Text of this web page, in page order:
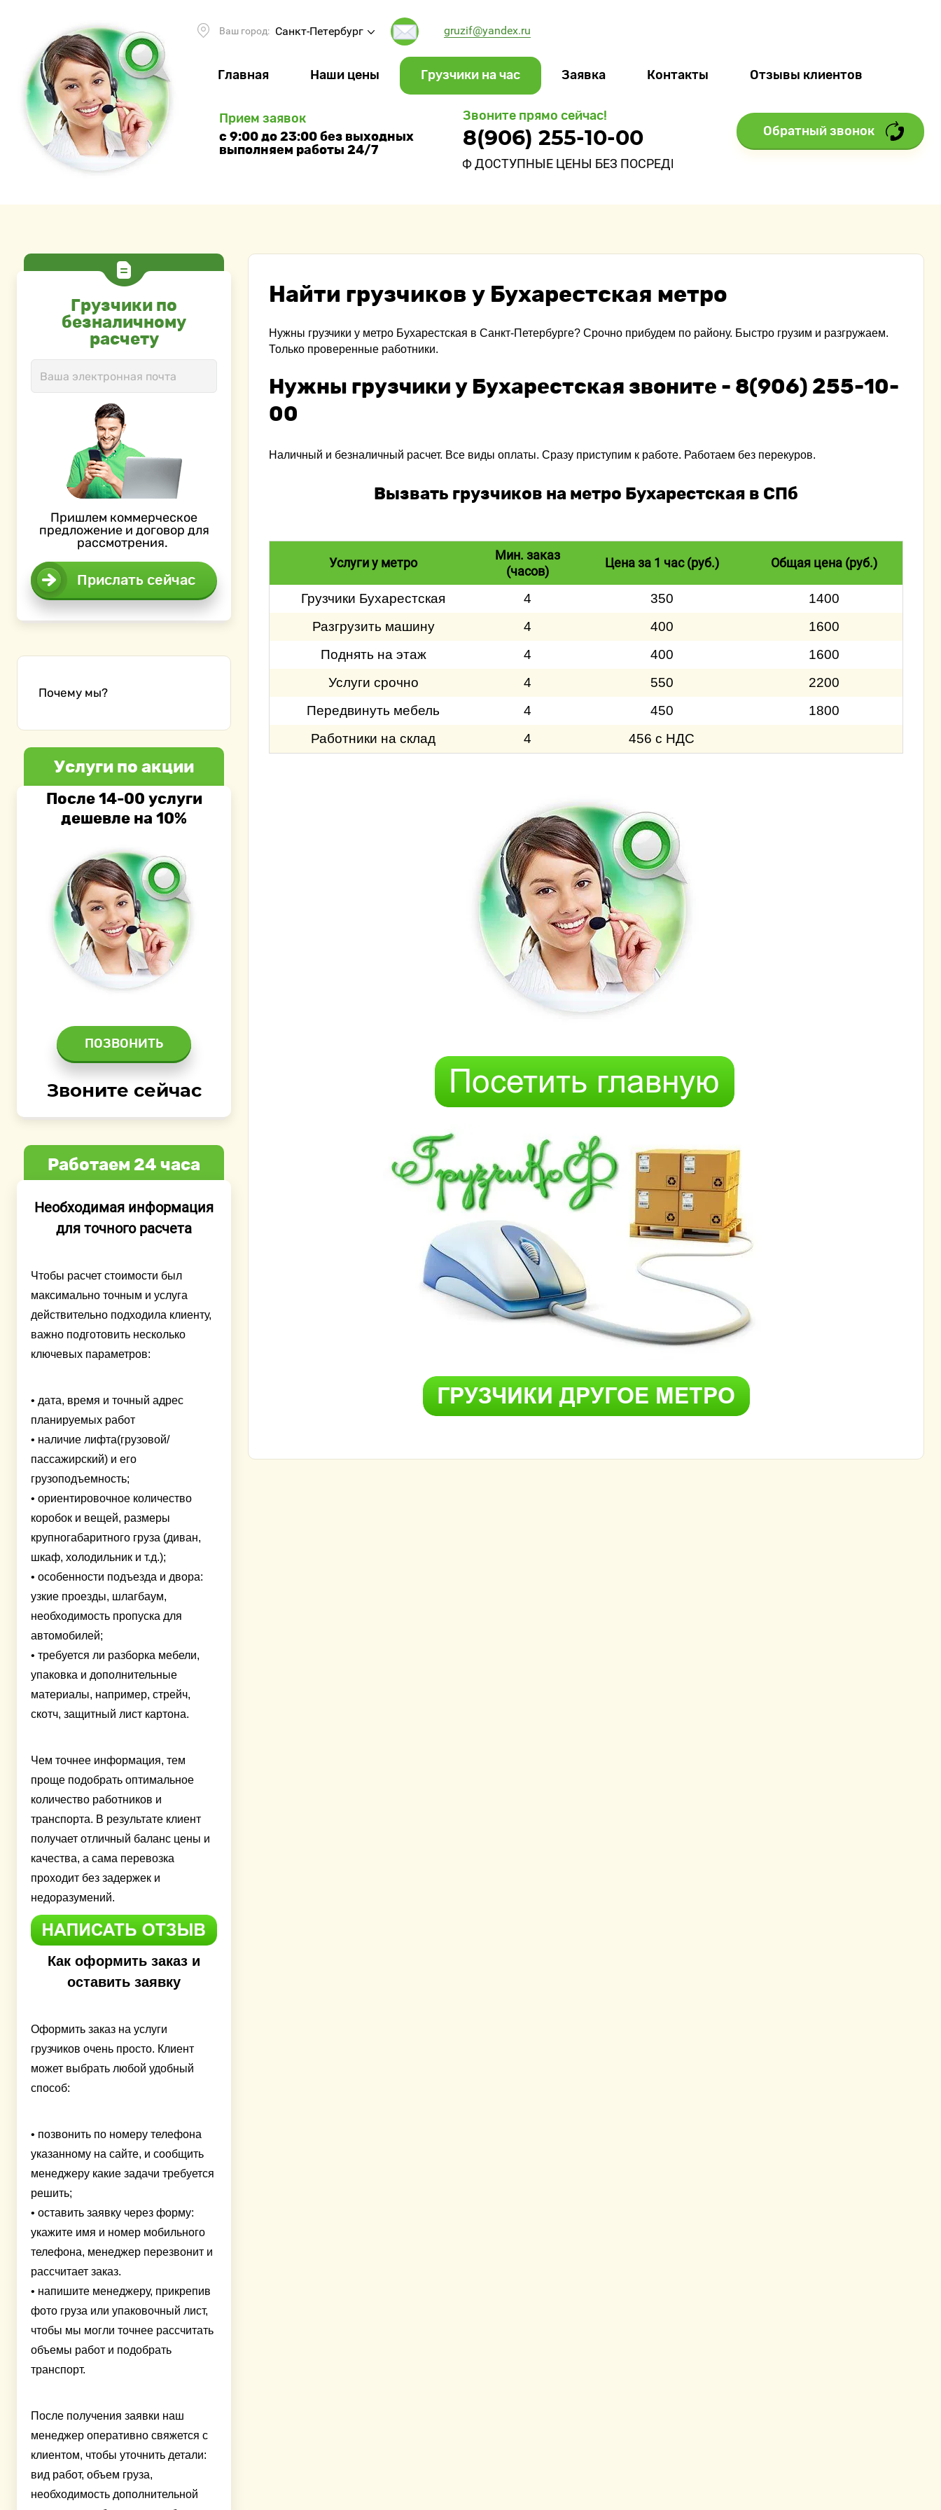
Ваш город: Санкт-Петербург gruzif@yandex.ru
Главная Наши цены Грузчики на час Заявка Контакты Отзывы клиентов
Прием заявок
с 9:00 до 23:00 без выходных
выполняем работы 24/7
Звоните прямо сейчас!
8(906) 255-10-00
ГРУЗЧИКОФ ДОСТУПНЫЕ ЦЕНЫ БЕЗ ПОСРЕДНИКОВ НА УСЛУГИ ГРУЗЧИКОВ
Обратный звонок
Грузчики по
безналичному
расчету
Пришлем коммерческое
предложение и договор для
рассмотрения.
Прислать сейчас
Почему мы?
Услуги по акции
После 14-00 услуги
дешевле на 10%
ПОЗВОНИТЬ
Звоните сейчас
Работаем 24 часа
Необходимая информация
для точного расчета
Чтобы расчет стоимости был
максимально точным и услуга
действительно подходила клиенту,
важно подготовить несколько
ключевых параметров:
• дата, время и точный адрес
планируемых работ
• наличие лифта(грузовой/
пассажирский) и его
грузоподъемность;
• ориентировочное количество
коробок и вещей, размеры
крупногабаритного груза (диван,
шкаф, холодильник и т.д.);
• особенности подъезда и двора:
узкие проезды, шлагбаум,
необходимость пропуска для
автомобилей;
• требуется ли разборка мебели,
упаковка и дополнительные
материалы, например, стрейч,
скотч, защитный лист картона.
Чем точнее информация, тем
проще подобрать оптимальное
количество работников и
транспорта. В результате клиент
получает отличный баланс цены и
качества, а сама перевозка
проходит без задержек и
недоразумений.
Как оформить заказ и
оставить заявку
Оформить заказ на услуги
грузчиков очень просто. Клиент
может выбрать любой удобный
способ:
• позвонить по номеру телефона
указанному на сайте, и сообщить
менеджеру какие задачи требуется
решить;
• оставить заявку через форму:
укажите имя и номер мобильного
телефона, менеджер перезвонит и
рассчитает заказ.
• напишите менеджеру, прикрепив
фото груза или упаковочный лист,
чтобы мы могли точнее рассчитать
объемы работ и подобрать
транспорт.
После получения заявки наш
менеджер оперативно свяжется с
клиентом, чтобы уточнить детали:
вид работ, объем груза,
необходимость дополнительной
Найти грузчиков у Бухарестская метро
Нужны грузчики у метро Бухарестская в Санкт-Петербурге? Срочно прибудем по району. Быстро грузим и разгружаем.
Только проверенные работники.
Нужны грузчики у Бухарестская звоните - 8(906) 255-10-
00
Наличный и безналичный расчет. Все виды оплаты. Сразу приступим к работе. Работаем без перекуров.
Вызвать грузчиков на метро Бухарестская в СПб
Услуги у метро
Мин. заказ
(часов)
Цена за 1 час (руб.) Общая цена (руб.)
Грузчики Бухарестская 4 350
1400
Разгрузить машину
4 400
1600
Поднять на этаж
4 400
1600
Услуги срочно
4 550
2200
Передвинуть мебель
4 450
1800
Работники на склад
4 456 с НДС